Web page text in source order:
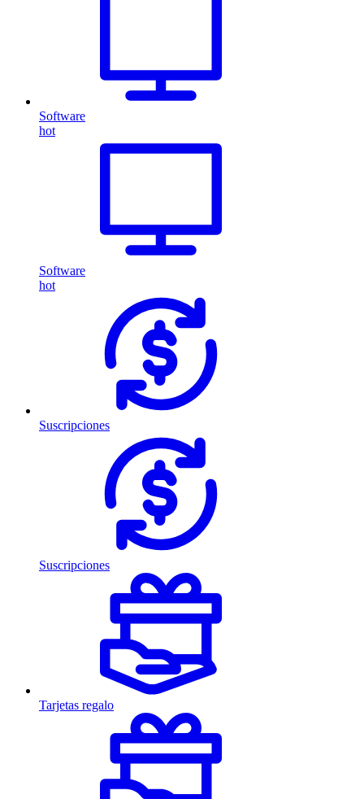
Software
hot
Software
hot
Suscripciones
Suscripciones
Tarjetas regalo